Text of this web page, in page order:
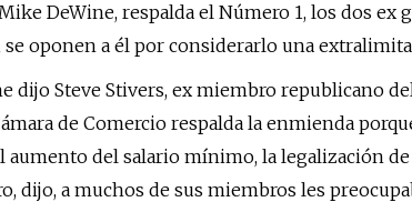
DeWine, respalda el Número 1, los dos ex
oponen a él por considerarlo una
dijo Steve Stivers, ex miembro republicano
de Comercio respalda la enmienda
aumento del salario mínimo, la legalización
dijo, a muchos de sus miembros les